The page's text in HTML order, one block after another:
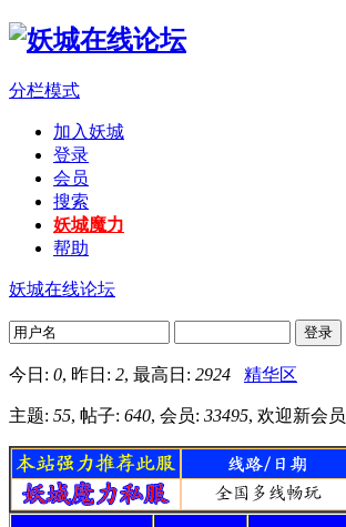
分栏模式
加入妖城
登录
会员
搜索
妖城魔力
帮助
妖城在线论坛
登录
今日: 0, 昨日: 2, 最高日: 2924 精华区
主题: 55, 帖子: 640, 会员: 33495, 欢迎新会员